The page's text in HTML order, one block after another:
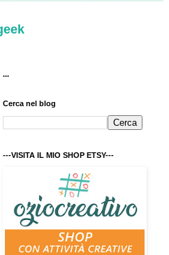
...
Cerca nel blog
---VISITA IL MIO SHOP ETSY---